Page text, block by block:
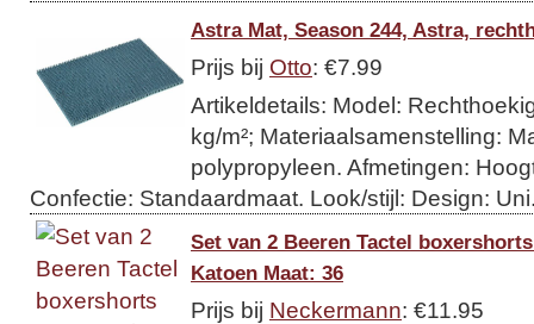
Astra Mat, Season 244, Astra,
Prijs bij Otto: €7.99
Artikeldetails: Model:
kg/m²; Materiaalsamenstelling:
polypropyleen. Afmetingen:
Confectie: Standaardmaat. Look/stijl: Design:
Set van 2 Beeren Tactel
Katoen Maat: 36
Prijs bij Neckermann: €11.95